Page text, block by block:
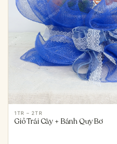
1TR – 2TR
Giỏ Trái Cây + Bánh Quy Bơ